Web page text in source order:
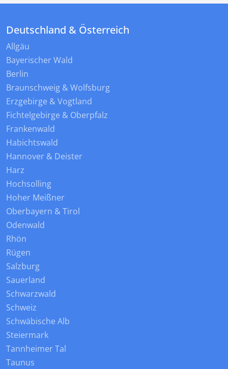
Deutschland & Österreich
Allgäu
Bayerischer Wald
Berlin
Braunschweig & Wolfsburg
Erzgebirge & Vogtland
Fichtelgebirge & Oberpfalz
Frankenwald
Habichtswald
Hannover & Deister
Harz
Hochsolling
Hoher Meißner
Oberbayern & Tirol
Odenwald
Rhön
Rügen
Salzburg
Sauerland
Schwarzwald
Schweiz
Schwäbische Alb
Steiermark
Tannheimer Tal
Taunus